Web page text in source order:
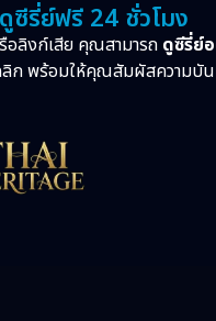
ซีรี่ย์ฟรี 24 ชั่วโมง
อลิงก์เสีย คุณสามารถ ดูซีรี่ย์
ก พร้อมให้คุณสัมผัสความบัน